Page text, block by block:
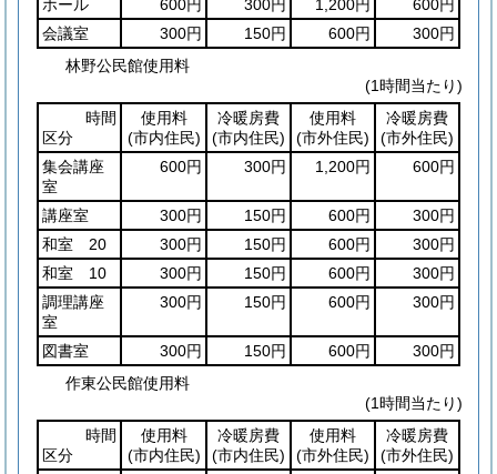
ホール
600円 300円 1,200円
600円
会議室
300円 150円 600円
300円
林野公民館使用料
(1時間当たり)
時間
区分
使用料
(市内住民)
冷暖房費
(市内住民)
使用料
(市外住民)
冷暖房費
(市外住民)
集会講座
室
600円 300円 1,200円 600円
講座室 300円 150円 600円
300円
和室 20
300円 150円 600円
300円
和室 10
300円 150円 600円
300円
調理講座
室
300円 150円 600円 300円
図書室 300円 150円 600円
300円
作東公民館使用料
(1時間当たり)
時間
区分
使用料
(市内住民)
冷暖房費
(市内住民)
使用料
(市外住民)
冷暖房費
(市外住民)